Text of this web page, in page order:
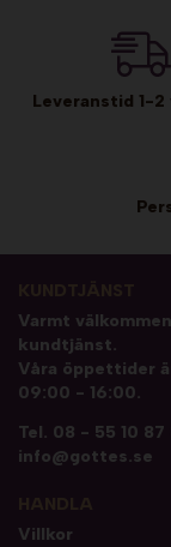
Leveranstid 1-2
Varmt
kundtjänst.
Våra öppettider
09:00 - 16:00.
Tel. 08 - 55 10 87
info@gottes.se
Villkor